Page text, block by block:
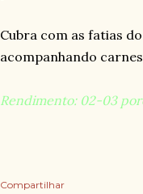
Cubra com as fatias
acompanhando
Rendimento: 02-03
Compartilhar